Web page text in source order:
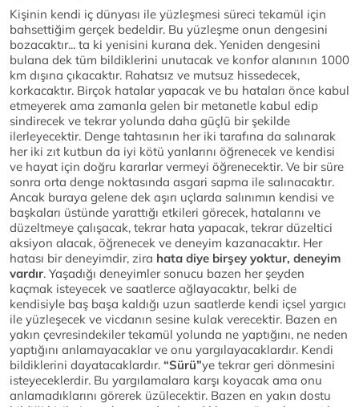
Kişinin kendi iç dünyası ile yüzleşmesi süreci tekamül için
bahsettiğim gerçek bedeldir. Bu yüzleşme onun dengesini
bozacaktır... ta ki yenisini kurana dek. Yeniden dengesini
bulana dek tüm bildiklerini unutacak ve konfor alanının 1000
km dışına çıkacaktır. Rahatsız ve mutsuz hissedecek,
korkacaktır. Birçok hatalar yapacak ve bu hataları önce kabul
etmeyerek ama zamanla gelen bir metanetle kabul edip
sindirecek ve tekrar yolunda daha güçlü bir şekilde
ilerleyecektir. Denge tahtasının her iki tarafına da salınarak
her iki zıt kutbun da iyi kötü yanlarını öğrenecek ve kendisi
ve hayat için doğru kararlar vermeyi öğrenecektir. Ve bir süre
sonra orta denge noktasında asgari sapma ile salınacaktır.
Ancak buraya gelene dek aşırı uçlarda salınımın kendisi ve
başkaları üstünde yarattığı etkileri görecek, hatalarını ve
düzeltmeye çalışacak, tekrar hata yapacak, tekrar düzeltici
aksiyon alacak, öğrenecek ve deneyim kazanacaktır. Her
hatası bir deneyimdir, zira hata diye birşey yoktur, deneyim
vardır. Yaşadığı deneyimler sonucu bazen her şeyden
kaçmak isteyecek ve saatlerce ağlayacaktır, belki de
kendisiyle baş başa kaldığı uzun saatlerde kendi içsel yargıcı
ile yüzleşecek ve vicdanın sesine kulak verecektir. Bazen en
yakın çevresindekiler tekamül yolunda ne yaptığını, ne neden
yaptığını anlamayacaklar ve onu yargılayacaklardır. Kendi
bildiklerini dayatacaklardır. “Sürü”ye tekrar geri dönmesini
isteyeceklerdir. Bu yargılamalara karşı koyacak ama onu
anlamadıklarını görerek üzülecektir. Bazen en yakın dostu